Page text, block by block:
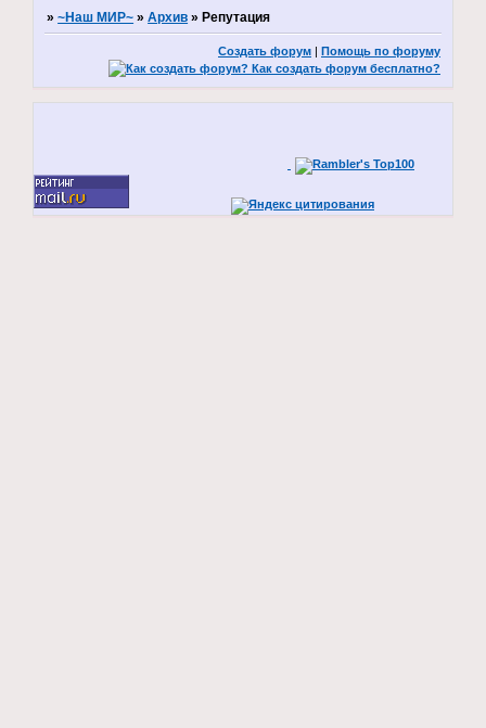
»~Наш МИР~ »Архив »Репутация
Создать форум Помощь по форуму